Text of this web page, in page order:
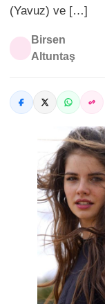
(Yavuz) ve […]
Birsen
Altuntaş